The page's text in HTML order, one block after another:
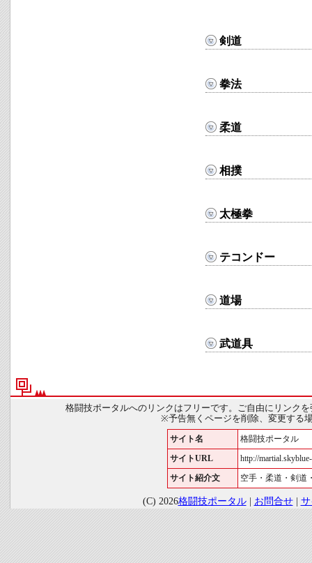
剣道
拳法
柔道
相撲
太極拳
テコンドー
道場
武道具
格闘技ポータルへのリンクはフリーです。ご自由にリンク
※予告無くページを削除、変更する
サイト名 格闘技ポータル
サイトURL http://
サイト紹介文 空手・柔道・剣道
(C) 2026格闘技ポータル| お問合せ|